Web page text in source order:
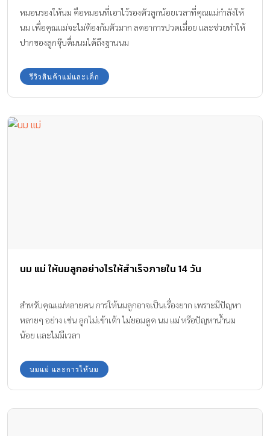
หมอนรองให้นม คือหมอนที่เอาไว้รองตัวลูกน้อยเวลาที่คุณแม่กำลังให้
นม เพื่อคุณแม่จะไม่ต้องก้มตัวมาก ลดอาการปวดเมื่อย และช่วยทำให้
ปากของลูกจุ๊บดื่มนมได้ถึงฐานนม
รีวิวสินค้าแม่และเด็ก
นม แม่ ให้นมลูกอย่างไรให้สำเร็จภายใน 14 วัน
สำหรับคุณแม่หลายคน การให้นมลูกอาจเป็นเรื่องยาก เพราะมีปัญหา
หลายๆ อย่าง เช่น ลูกไม่เข้าเต้า ไม่ยอมดูด นม แม่ หรือปัญหาน้ำนม
น้อย และไม่มีเวลา
นมแม่ และการให้นม